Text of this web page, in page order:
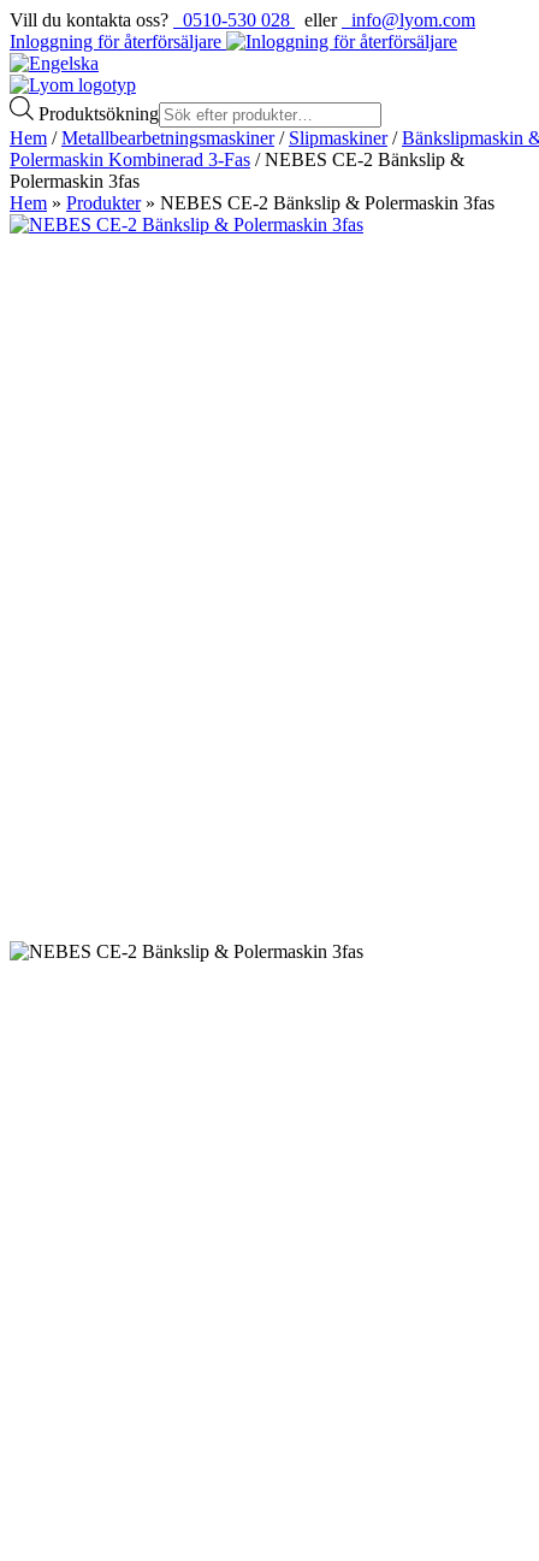
Vill du kontakta oss? 0510-530 028 eller
info@lyom.com
Inloggning för återförsäljare
Produktsökning
Hem /Metallbearbetningsmaskiner/ Slipmaskiner/Bänkslipmaskin
Polermaskin Kombinerad 3-Fas / NEBES CE-2 Bänkslip &
Polermaskin 3fas
Hem » Produkter» NEBES CE-2 Bänkslip & Polermaskin 3fas